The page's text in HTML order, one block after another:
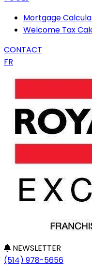
Mortgage
Welcome Tax
CONTACT
FR
NEWSLETTER
(514) 978-5656